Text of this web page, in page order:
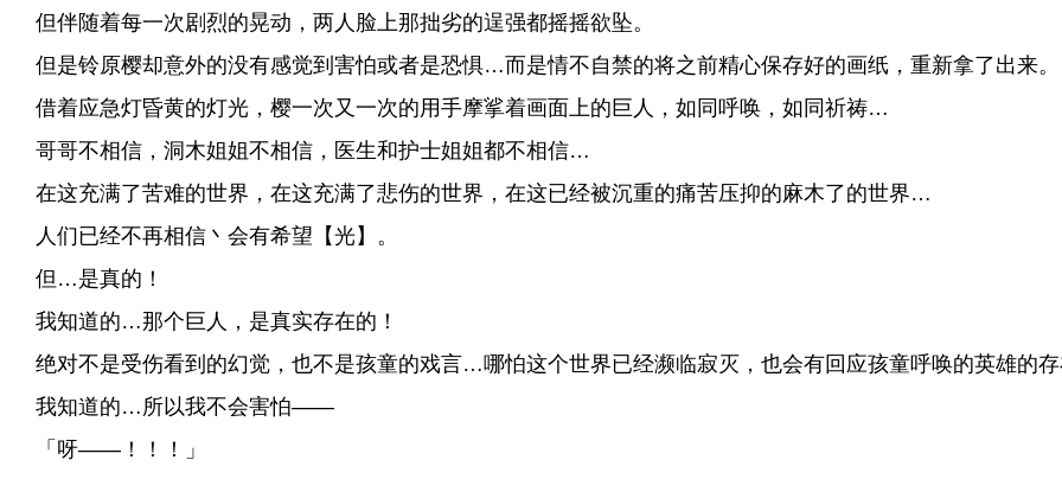
但伴随着每一次剧烈的晃动，两人脸上那拙劣的逞强都摇摇欲坠。
但是铃原樱却意外的没有感觉到害怕或者是恐惧…而是情不自禁的将之前精心保存好的画纸，重新拿了出来。
借着应急灯昏黄的灯光，樱一次又一次的用手摩挲着画面上的巨人，如同呼唤，如同祈祷…
哥哥不相信，洞木姐姐不相信，医生和护士姐姐都不相信…
在这充满了苦难的世界，在这充满了悲伤的世界，在这已经被沉重的痛苦压抑的麻木了的世界…
人们已经不再相信丶会有希望【光】。
但…是真的！
我知道的…那个巨人，是真实存在的！
绝对不是受伤看到的幻觉，也不是孩童的戏言…哪怕这个世界已经濒临寂灭，也会有回应孩童呼唤的英雄的
我知道的…所以我不会害怕——
「呀——！！！」